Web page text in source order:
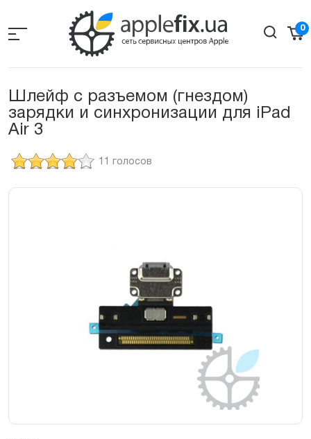
the
0
Шлейф с разъемом (гнездом)
зарядки и синхронизации для iPad
Air 3
11 голосов